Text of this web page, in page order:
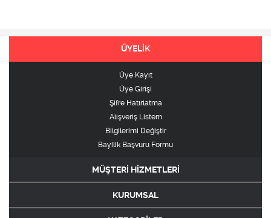
ÜYELİK
Üye Kayıt
Üye Girişi
Şifre Hatırlatma
Alışveriş Listem
Bilgilerimi Değiştir
Bayilik Başvuru Formu
MÜŞTERİ HİZMETLERİ
KURUMSAL